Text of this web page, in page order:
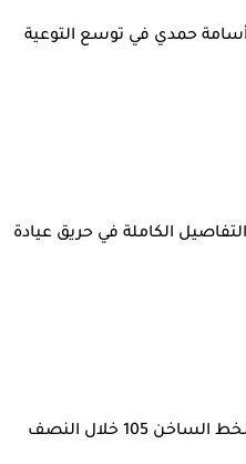
حمدي في توسع التوعية
الكاملة في حريق عيادة
الصحة: ارتفاع الإقبال على الخط الساخن 105 خلال النصف